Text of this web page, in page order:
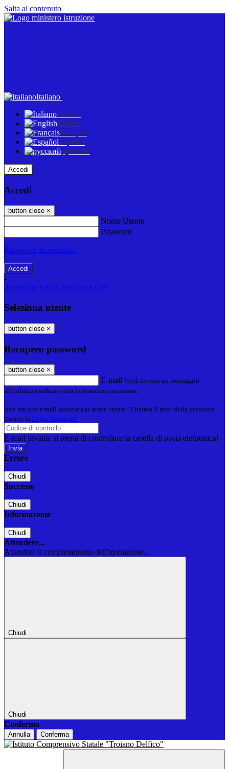
Salta al contenuto
Italiano
Italiano
English
Français
Español
русский
Accedi
Accedi
button close ×
Nome Utente
Password
Password dimenticata?
-
Entra con SPID
Entra con CIE
Seleziona utente
button close ×
Recupero password
button close ×
E-mail Verrà inviato un messaggio
all'indirizzo indicato con le istruzioni necessarie.
Non hai una e-mail associata al nome utente? Effettua il reset della password
tramite la Login Spaggiari
E-mail inviata, si prega di controllare la casella di posta elettronica!
Errore
Chiudi
Successo
Chiudi
Informazione
Chiudi
Attendere...
Attendere il completamento dell'operazione...
Chiudi
Chiudi
Conferma
Annulla Conferma